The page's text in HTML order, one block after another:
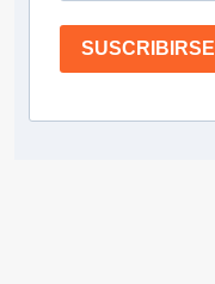
SUSCRIBIRSE